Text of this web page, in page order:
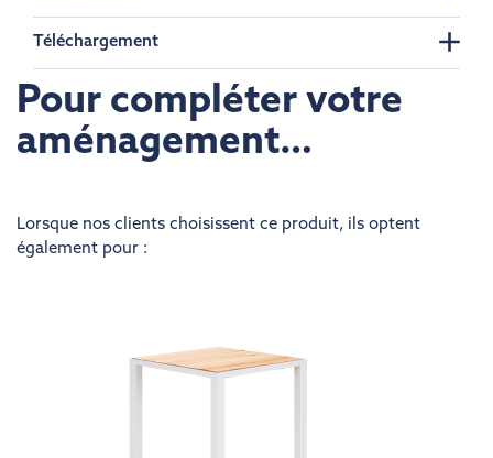
Téléchargement
Pour compléter votre
aménagement…
Lorsque nos clients choisissent ce produit, ils optent
également pour :